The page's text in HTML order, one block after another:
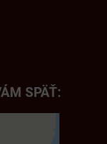
SPÄŤ: